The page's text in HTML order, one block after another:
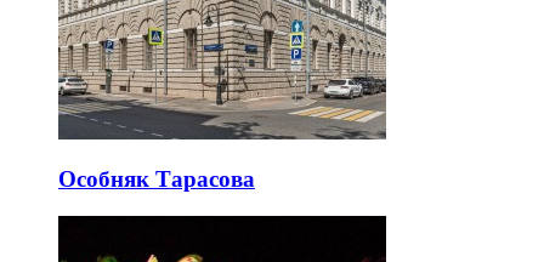
Особняк Тарасова